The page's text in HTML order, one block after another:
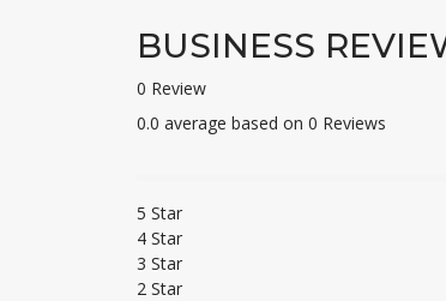
BUSINESS
0 Review
0.0 average based on 0 Reviews
5 Star
4 Star
3 Star
2 Star